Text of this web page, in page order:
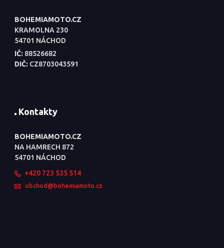
BOHEMIAMOTO.CZ
KRAMOLNA 230
54701 NÁCHOD
IČ: 88526682
DIČ: CZ8703043591
Kontakty
BOHEMIAMOTO.CZ
NA HAMRECH 872
54701 NÁCHOD
+420 723 535 514
obchod@bohemiamoto.cz